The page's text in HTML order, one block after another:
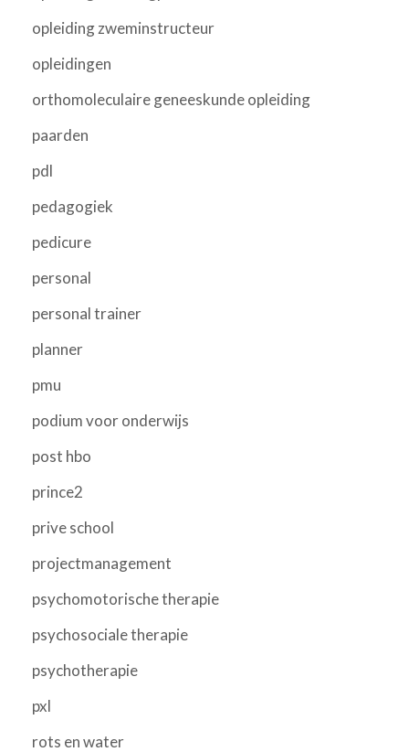
opleiding zweminstructeur
opleidingen
orthomoleculaire geneeskunde opleiding
paarden
pdl
pedagogiek
pedicure
personal
personal trainer
planner
pmu
podium voor onderwijs
post hbo
prince2
prive school
projectmanagement
psychomotorische therapie
psychosociale therapie
psychotherapie
pxl
rots en water